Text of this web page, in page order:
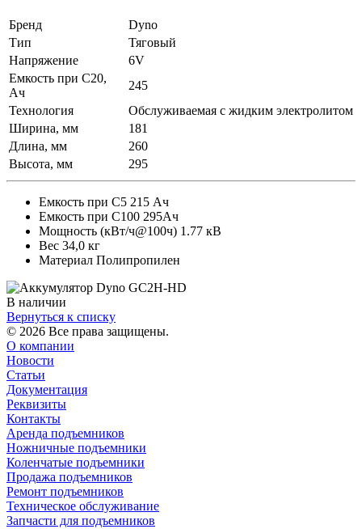
Бренд
Dyno
Тип
Тяговый
Напряжение
6V
Емкость при C20,
Ач
245
Технология
Обслуживаемая с жидким электролитом
Ширина, мм
181
Длина, мм
260
Высота, мм
295
Емкость при С5 215 Ач
Емкость при С100 295Ач
Мощность (кВт/ч@100ч) 1.77 кВ
Вес 34,0 кг
Материал Полипропилен
В наличии
Вернуться к списку
© 2026 Все права защищены.
О компании
Новости
Статьи
Документация
Реквизиты
Контакты
Аренда подъемников
Ножничные подъемники
Коленчатые подъемники
Продажа подъемников
Ремонт подъемников
Техническое обслуживание
Запчасти для подъемников